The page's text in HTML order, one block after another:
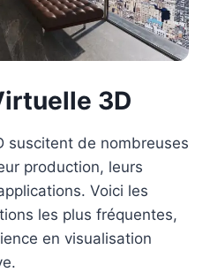
3D
suscitent de nombreuses
production, leurs
Voici les
les plus fréquentes,
en visualisation